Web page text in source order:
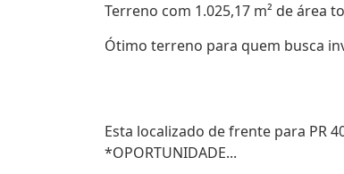
Terreno com 1.025,17 m² de área
Ótimo terreno para quem busca
Esta localizado de frente para PR
*OPORTUNIDADE...